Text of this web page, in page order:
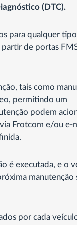
(DTC).
para qualquer
de portas
tais como
permitindo um
podem
Frotcom e/ou e-
é executada, e o
manutenção
por cada